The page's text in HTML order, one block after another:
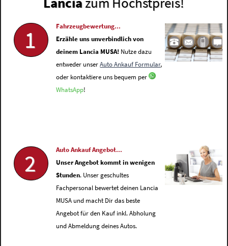
1
Fahrzeugbewertung...
Erzähle uns unverbindlich von
deinem Lancia MUSA! Nutze dazu
entweder unserAuto Ankauf Formular,
oder kontaktiere uns bequem per
WhatsApp!
2
Auto Ankauf Angebot...
Unser Angebot kommt in wenigen
Stunden. Unser geschultes
Fachpersonal bewertet deinen Lancia
MUSA und macht Dir das beste
Angebot für den Kauf inkl. Abholung
und Abmeldung deines Autos.